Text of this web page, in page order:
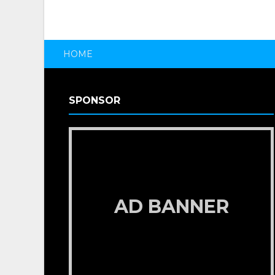
HOME
SPONSOR
AD BANNER